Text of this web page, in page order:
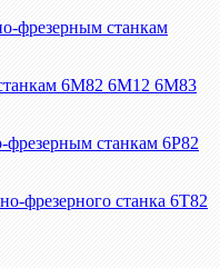
фрезерным станкам
6М82 6М12 6М83
фрезерным станкам 6Р82
фрезерного станка 6Т82